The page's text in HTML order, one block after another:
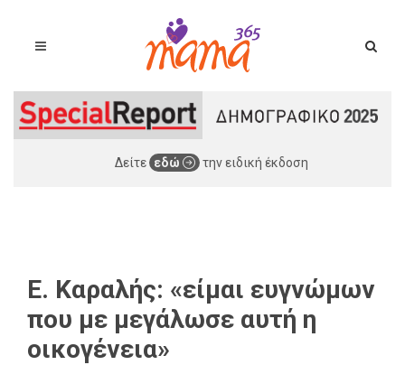
Δείτε εδώ την ειδική έκδοση
Ε. Καραλής: «είμαι ευγνώμων
που με μεγάλωσε αυτή η
οικογένεια»